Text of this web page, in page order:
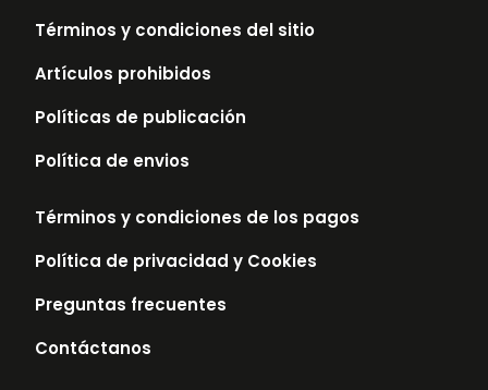
Términos y condiciones del sitio
Artículos prohibidos
Políticas de publicación
Política de envios
Términos y condiciones de los pagos
Política de privacidad y Cookies
Preguntas frecuentes
Contáctanos